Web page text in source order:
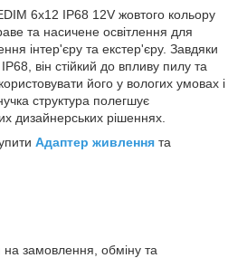
6x12 IP68 12V жовтого кольору
та насичене освітлення для
інтер'єру та екстер'єру. Завдяки
він стійкий до впливу пилу та
його у вологих умовах і
структура полегшує
дизайнерських рішеннях.
Адаптер живлення та
на замовлення, обміну та